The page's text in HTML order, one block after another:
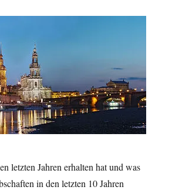
letzten Jahren erhalten hat und was
in den letzten 10 Jahren